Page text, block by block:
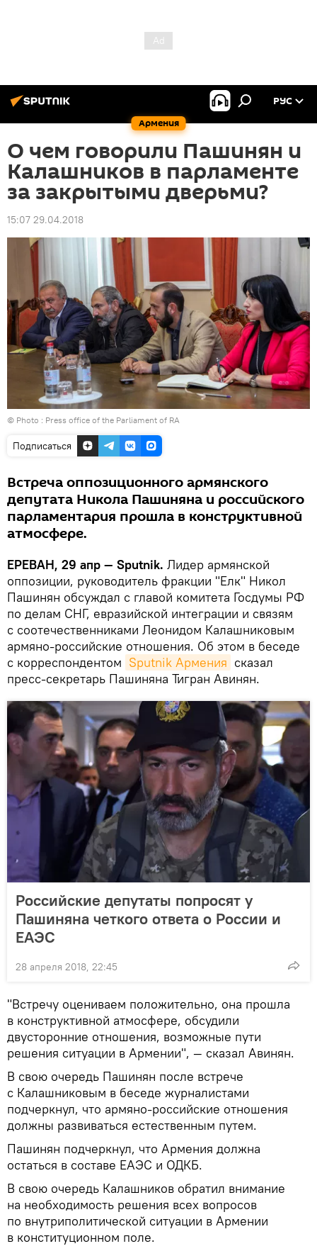
Армения
РУС
О чем говорили Пашинян и
Калашников в парламенте
за закрытыми дверьми?
15:07 29.04.2018
© Photo : Press office of the Parliament of RA
Подписаться
Встреча оппозиционного армянского
депутата Никола Пашиняна и российского
парламентария прошла в конструктивной
атмосфере.
ЕРЕВАН, 29 апр — Sputnik. Лидер армянской
оппозиции, руководитель фракции "Елк" Никол
Пашинян обсуждал с главой комитета Госдумы РФ
по делам СНГ, евразийской интеграции и связям
с соотечественниками Леонидом Калашниковым
армяно-российские отношения. Об этом в беседе
с корреспондентом Sputnik Армения сказал
пресс-секретарь Пашиняна Тигран Авинян.
Российские депутаты попросят у
Пашиняна четкого ответа о России и
ЕАЭС
28 апреля 2018, 22:45
"Встречу оцениваем положительно, она прошла
в конструктивной атмосфере, обсудили
двусторонние отношения, возможные пути
решения ситуации в Армении", — сказал Авинян.
В свою очередь Пашинян после встрече
с Калашниковым в беседе журналистами
подчеркнул, что армяно-российские отношения
должны развиваться естественным путем.
Пашинян подчеркнул, что Армения должна
остаться в составе ЕАЭС и ОДКБ.
В свою очередь Калашников обратил внимание
на необходимость решения всех вопросов
по внутриполитической ситуации в Армении
в конституционном поле.